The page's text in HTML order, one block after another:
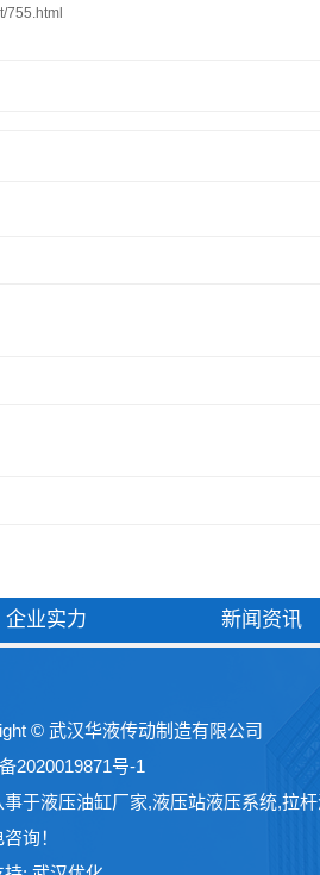
755.html
企业实力 新闻资讯
© 武汉华液传动制造有限公司
2020019871号-1
事于液压油缸厂家,液压站液压系统,拉
询！